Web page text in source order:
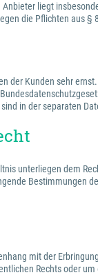
liegt
die Pflichten aus §
der Kunden sehr
in der separaten
unterliegen dem
Bestimmungen
mit der
Rechts oder